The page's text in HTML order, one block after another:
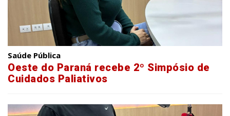
Saúde Pública
Oeste do Paraná recebe 2º Simpósio de
Cuidados Paliativos